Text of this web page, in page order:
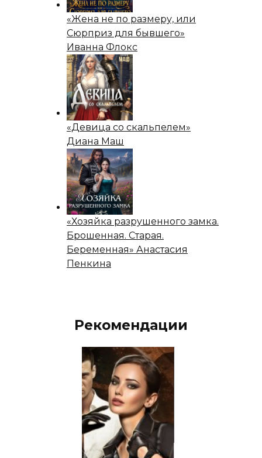
«Жена не по размеру, или
Сюрприз для бывшего»
Иванна Флокс
«Девица со скальпелем»
Диана Маш
«Хозяйка разрушенного замка.
Брошенная. Старая.
Беременная» Анастасия
Пенкина
Рекомендации